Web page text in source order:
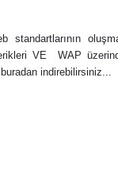
standartlarının
VE WAP
indirebilirsiniz...